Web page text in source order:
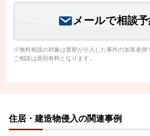
メールで相談
※無料相談の対象は警察が介入した事件の加害者側
ご相談は原則有料となります。
住居・建造物侵入の関連事例